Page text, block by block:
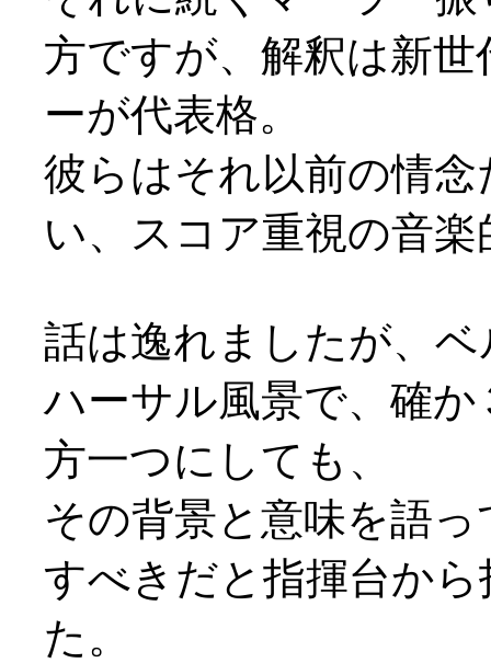
方ですが、解釈は新
ーが代表格。
彼らはそれ以前の情
い、スコア重視の音
話は逸れましたが、
ハーサル風景で、確
方一つにしても、
その背景と意味を語
すべきだと指揮台か
た。